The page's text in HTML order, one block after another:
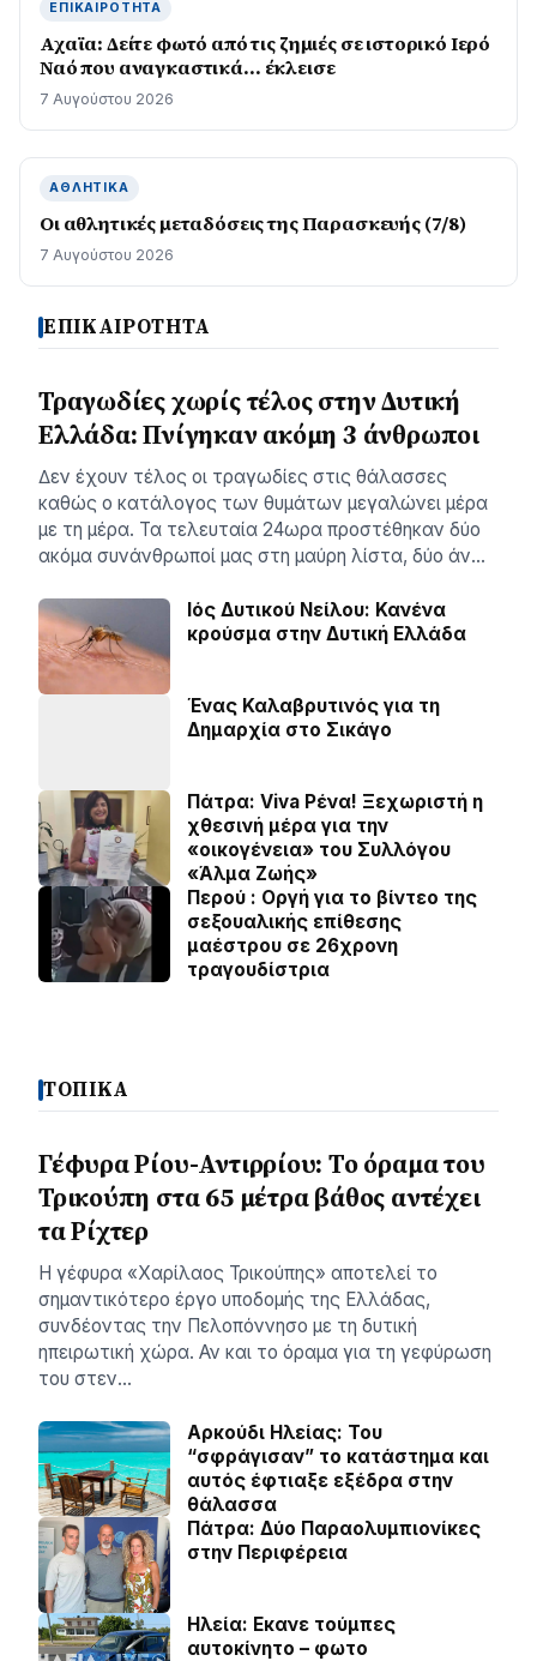
ΕΠΙΚΑΙΡΌΤΗΤΑ
Αχαϊα: Δείτε φωτό από τις ζημιές σε ιστορικό Ιερό
Ναό που αναγκαστικά… έκλεισε
7 Αυγούστου 2026
ΑΘΛΗΤΙΚΆ
Οι αθλητικές μεταδόσεις της Παρασκευής (7/8)
7 Αυγούστου 2026
ΕΠΙΚΑΙΡΟΤΗΤΑ
Τραγωδίες χωρίς τέλος στην Δυτική
Ελλάδα: Πνίγηκαν ακόμη 3 άνθρωποι
∆εν έχουν τέλος οι τραγωδίες στις θάλασσες
καθώς ο κατάλογος των θυµάτων µεγαλώνει µέρα
µε τη µέρα. Τα τελευταία 24ωρα προστέθηκαν δύο
ακόµα συνάνθρωποί µας στη µαύρη λίστα, δύο άν…
Ιός Δυτικού Νείλου: Κανένα
κρούσμα στην Δυτική Ελλάδα
Ένας Καλαβρυτινός για τη
Δημαρχία στο Σικάγο
Πάτρα: Viva Ρένα! Ξεχωριστή η
χθεσινή μέρα για την
«οικογένεια» του Συλλόγου
«Άλμα Ζωής»
Περού : Οργή για το βίντεο της
σεξουαλικής επίθεσης
μαέστρου σε 26χρονη
τραγουδίστρια
ΤΟΠΙΚΑ
Γέφυρα Ρίου-Αντιρρίου: Το όραμα του
Τρικούπη στα 65 μέτρα βάθος αντέχει
τα Ρίχτερ
Η γέφυρα «Χαρίλαος Τρικούπης» αποτελεί το
σημαντικότερο έργο υποδομής της Ελλάδας,
συνδέοντας την Πελοπόννησο με τη δυτική
ηπειρωτική χώρα. Αν και το όραμα για τη γεφύρωση
του στεν…
Αρκούδι Ηλείας: Του
“σφράγισαν” το κατάστημα και
αυτός έφτιαξε εξέδρα στην
θάλασσα
Πάτρα: Δύο Παραολυμπιονίκες
στην Περιφέρεια
Ηλεία: Εκανε τούμπες
αυτοκίνητο – φωτο